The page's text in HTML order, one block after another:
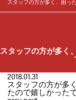
スタッフの方が多く、困っ
スタッフの方が多く
2018.01.31
スタッフの方が多
たので嬉しかった